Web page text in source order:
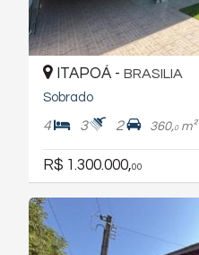
ITAPOÁ - BRASILIA
Sobrado
4 3 2 360,0m²
R$ 1.300.000,00